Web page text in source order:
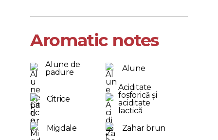
Aromatic notes
Alune de
padure
Alune
Citrice
Aciditate
fosforică și
aciditate
lactică
Migdale
Zahar brun